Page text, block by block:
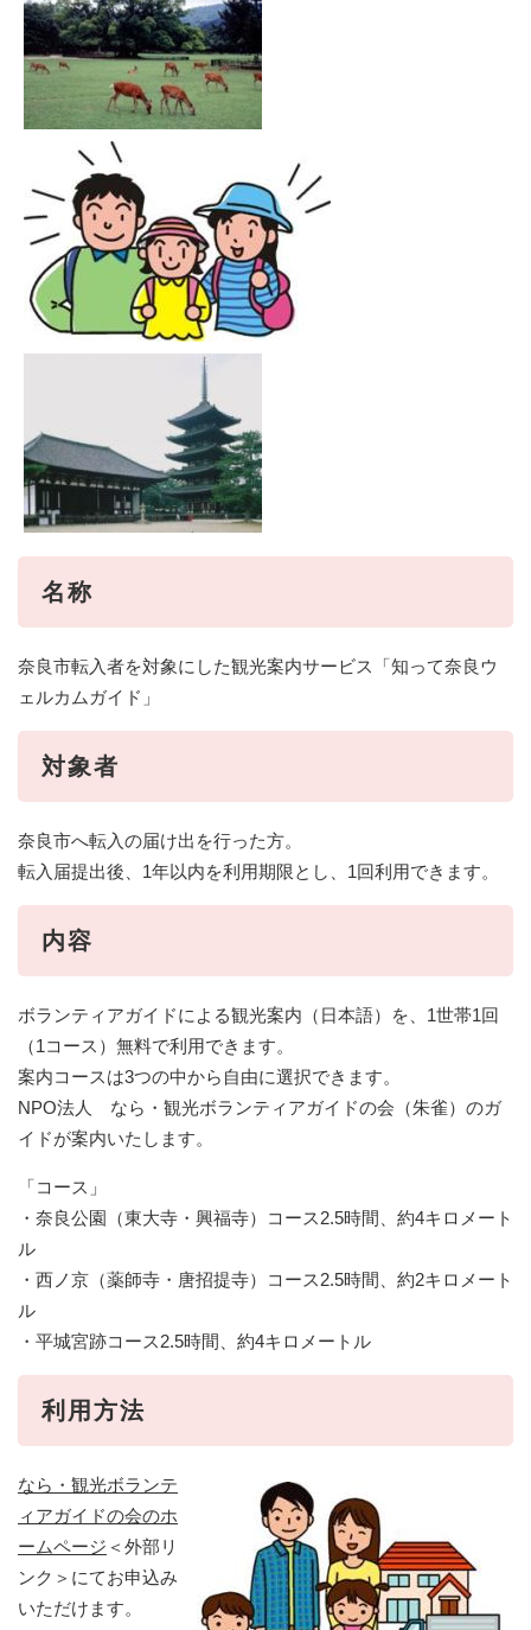
名称
奈良市転入者を対象にした観光案内サービス「知って奈良ウ
ェルカムガイド」
対象者
奈良市へ転入の届け出を行った方。
転入届提出後、1年以内を利用期限とし、1回利用できます。
内容
ボランティアガイドによる観光案内（日本語）を、1世帯1回
（1コース）無料で利用できます。
案内コースは3つの中から自由に選択できます。
NPO法人 なら・観光ボランティアガイドの会（朱雀）のガ
イドが案内いたします。
「コース」
・奈良公園（東大寺・興福寺）コース2.5時間、約4キロメート
ル
・西ノ京（薬師寺・唐招提寺）コース2.5時間、約2キロメート
ル
・平城宮跡コース2.5時間、約4キロメートル
利用方法
なら・観光ボランテ
ィアガイドの会のホ
ームページ ＜外部リ
ンク＞ にてお申込み
いただけます。